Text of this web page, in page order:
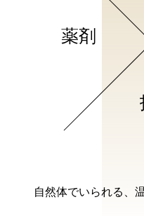
薬剤
自然体でいられる、